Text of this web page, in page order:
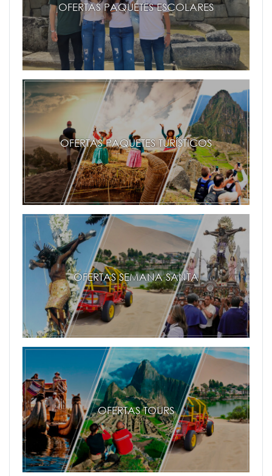
OFERTAS PAQUETES ESCOLARES
OFERTAS PAQUETES TURÍSTICOS
OFERTAS SEMANA SANTA
OFERTAS TOURS